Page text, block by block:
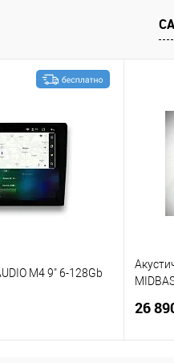
M4 9" 6-128Gb
26